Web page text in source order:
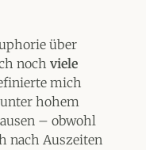
über
nochviele
mich
hohem
– obwohl
nach Auszeiten